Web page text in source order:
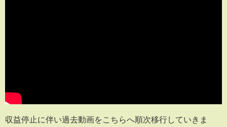
収益停止に伴い過去動画をこちらへ順次移行していきま